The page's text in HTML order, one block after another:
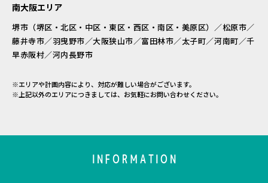
南大阪エリア
堺市（堺区・北区・中区・東区・西区・南区・美原区）／松原市／
藤井寺市／羽曳野市／大阪狭山市／富田林市／太子町／河南町／千
早赤阪村／河内長野市
※エリアや計画内容により、対応が難しい場合がございます。
※上記以外のエリアにつきましては、お気軽にお問い合わせください。
INFORMATION